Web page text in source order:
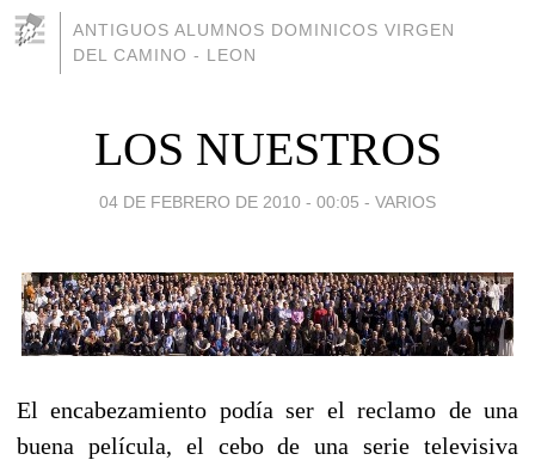
ANTIGUOS ALUMNOS DOMINICOS VIRGEN
DEL CAMINO - LEON
LOS NUESTROS
04 DE FEBRERO DE 2010 - 00:05 - VARIOS
El encabezamiento podía ser el reclamo de una
buena película, el cebo de una serie televisiva